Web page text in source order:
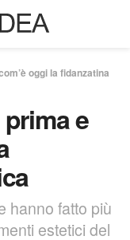
oggi la fidanzatina
e
hanno fatto più
estetici del